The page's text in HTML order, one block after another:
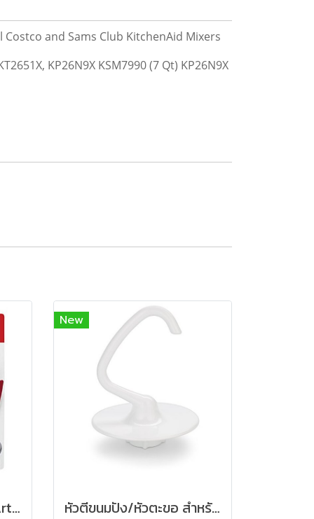
and Sams Club KitchenAid Mixers
KP26N9X KSM7990 (7 Qt) KP26N9X
หัวตีขอบยางสำหรับรุ่น Artisan - Original BeaterBlade for KitchenAid Tilt-Head Mixers
New
หัวตีขนมปัง/หัวตะขอ สำหรับรุ่นHeavy Duty - KitchenAid 5 Quart Coated C-Dough Hook